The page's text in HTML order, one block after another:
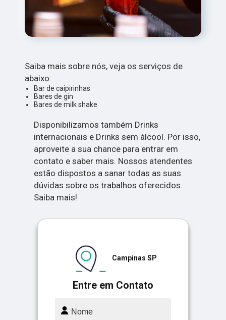
Saiba mais sobre nós, veja os serviços de
abaixo:
Bar de caipirinhas
Bares de gin
Bares de milk shake
Disponibilizamos também Drinks
internacionais e Drinks sem álcool. Por isso,
aproveite a sua chance para entrar em
contato e saber mais. Nossos atendentes
estão dispostos a sanar todas as suas
dúvidas sobre os trabalhos oferecidos.
Saiba mais!
Entre em Contato
Campinas SP